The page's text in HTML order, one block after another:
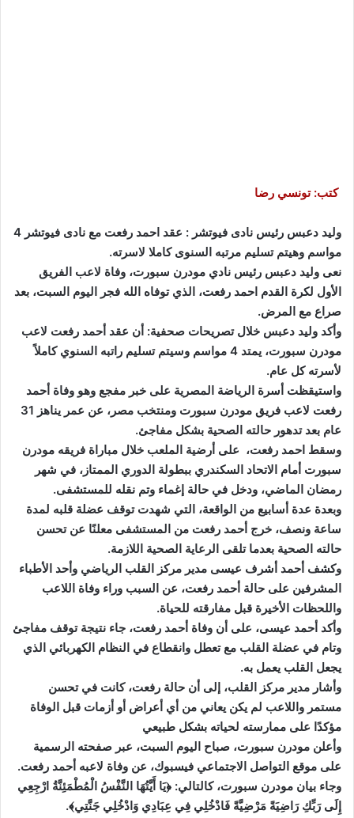
كتب: تونسي رضا
وليد دعبس رئيس نادى فيوتشر : عقد احمد رفعت مع نادى فيوتشر 4
مواسم وهيتم تسليم مرتبه السنوى كاملا لاسرته.
نعى وليد دعبس رئيس نادي مودرن سبورت، وفاة لاعب الفريق
الأول لكرة القدم احمد رفعت، الذي توفاه الله فجر اليوم السبت، بعد
صراع مع المرض.
وأكد وليد دعبس خلال تصريحات صحفية: أن عقد أحمد رفعت لاعب
مودرن سبورت، يمتد 4 مواسم وسيتم تسليم راتبه السنوي كاملاً
لأسرته كل عام.
واستيقظت أسرة الرياضة المصرية على خبر مفجع وهو وفاة أحمد
رفعت لاعب فريق مودرن سبورت ومنتخب مصر، عن عمر يناهز 31
عام بعد تدهور حالته الصحية بشكل مفاجئ.
وسقط احمد رفعت، على أرضية الملعب خلال مباراة فريقه مودرن
سبورت أمام الاتحاد السكندري ببطولة الدوري الممتاز، في شهر
رمضان الماضي، ودخل في حالة إغماء وتم نقله للمستشفى.
وبعدة عدة أسابيع من الواقعة، التي شهدت توقف عضلة قلبه لمدة
ساعة ونصف، خرج أحمد رفعت من المستشفى معلنًا عن تحسن
حالته الصحية بعدما تلقى الرعاية الصحية اللازمة.
وكشف أحمد أشرف عيسى مدير مركز القلب الرياضي وأحد الأطباء
المشرفين على حالة أحمد رفعت، عن السبب وراء وفاة اللاعب
واللحظات الأخيرة قبل مفارقته للحياة.
وأكد أحمد عيسى، على أن وفاة أحمد رفعت، جاء نتيجة توقف مفاجئ
وتام في عضلة القلب مع تعطل وانقطاع في النظام الكهربائي الذي
يجعل القلب يعمل به.
وأشار مدير مركز القلب، إلى أن حالة رفعت، كانت في تحسن
مستمر واللاعب لم يكن يعاني من أي أعراض أو أزمات قبل الوفاة
مؤكدًا على ممارسته لحياته بشكل طبيعي
وأعلن مودرن سبورت، صباح اليوم السبت، عبر صفحته الرسمية
على موقع التواصل الاجتماعي فيسبوك، عن وفاة لاعبه أحمد رفعت.
وجاء بيان مودرن سبورت، كالتالي: ﴿يَا أَيَّتُهَا النَّفْسُ الْمُطْمَئِنَّةُ ارْجِعِي
إِلَى رَبِّكِ رَاضِيَةً مَرْضِيَّةً فَادْخُلِي فِي عِبَادِي وَادْخُلِي جَنَّتِي﴾.